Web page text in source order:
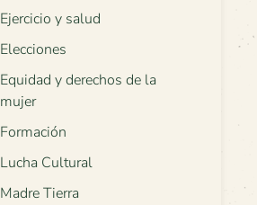
Ejercicio y salud
Elecciones
Equidad y derechos de la
mujer
Formación
Lucha Cultural
Madre Tierra